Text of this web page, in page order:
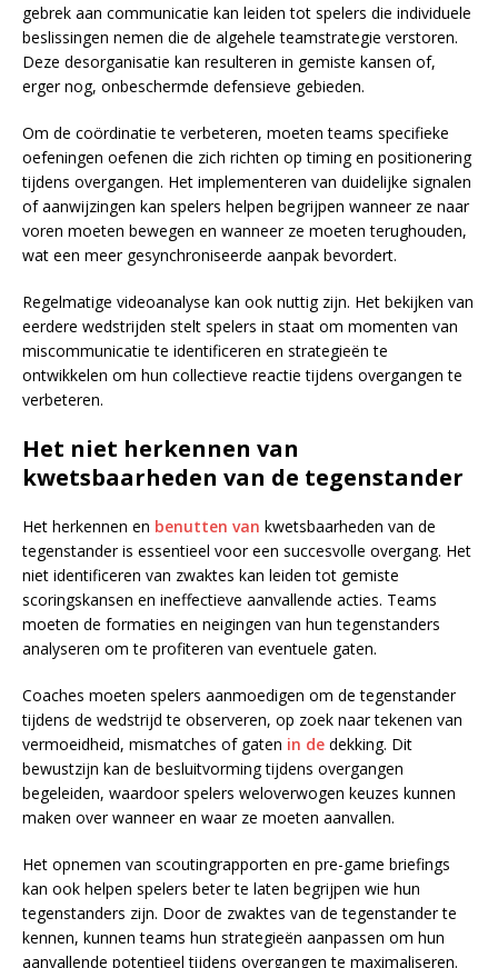
gebrek aan communicatie kan leiden tot spelers die individuele
beslissingen nemen die de algehele teamstrategie verstoren.
Deze desorganisatie kan resulteren in gemiste kansen of,
erger nog, onbeschermde defensieve gebieden.
Om de coördinatie te verbeteren, moeten teams specifieke
oefeningen oefenen die zich richten op timing en positionering
tijdens overgangen. Het implementeren van duidelijke signalen
of aanwijzingen kan spelers helpen begrijpen wanneer ze naar
voren moeten bewegen en wanneer ze moeten terughouden,
wat een meer gesynchroniseerde aanpak bevordert.
Regelmatige videoanalyse kan ook nuttig zijn. Het bekijken van
eerdere wedstrijden stelt spelers in staat om momenten van
miscommunicatie te identificeren en strategieën te
ontwikkelen om hun collectieve reactie tijdens overgangen te
verbeteren.
Het niet herkennen van
kwetsbaarheden van de tegenstander
Het herkennen en benutten van kwetsbaarheden van de
tegenstander is essentieel voor een succesvolle overgang. Het
niet identificeren van zwaktes kan leiden tot gemiste
scoringskansen en ineffectieve aanvallende acties. Teams
moeten de formaties en neigingen van hun tegenstanders
analyseren om te profiteren van eventuele gaten.
Coaches moeten spelers aanmoedigen om de tegenstander
tijdens de wedstrijd te observeren, op zoek naar tekenen van
vermoeidheid, mismatches of gaten in de dekking. Dit
bewustzijn kan de besluitvorming tijdens overgangen
begeleiden, waardoor spelers weloverwogen keuzes kunnen
maken over wanneer en waar ze moeten aanvallen.
Het opnemen van scoutingrapporten en pre-game briefings
kan ook helpen spelers beter te laten begrijpen wie hun
tegenstanders zijn. Door de zwaktes van de tegenstander te
kennen, kunnen teams hun strategieën aanpassen om hun
aanvallende potentieel tijdens overgangen te maximaliseren.